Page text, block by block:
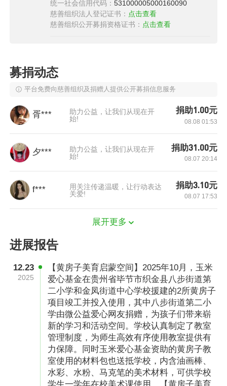
阳朝小学位于湖南省湘西州保靖县，是一所全少
数民族生的乡村小学，因为师资短缺，唯一的美
术老师需要带低年级的班主任和其他主课，唯一
的一间美术教室里随意堆放着布满灰尘的残缺雕
塑和零零落落的美术教具，显然已很长时间无人
条件简陋，美术课大多时候会被主课代替，偶尔
上课也都是由其他科目老师代课，用铅笔、彩笔
随手涂鸦便是这个学校最常见的美术课。让学校
510名学生像城市孩子一样享受快乐的艺术创作
时光，是学生们的愿望，也是学校的希望。
统一社会信用代码：531000005000160090
慈善组织法人登记证书： 点击查看
慈善组织公开募捐资格证书： 点击查看
募捐动态
平台免费向慈善组织及捐赠人提供公开募捐信息服务
胥***
助力公益，让我们从现在开
始!
捐助1.00元
08.08 01:53
夕***
助力公益，让我们从现在开
始!
捐助31.00元
08.07 20:14
f***
用关注传递温暖，让行动表达
关爱!
捐助3.10元
08.07 17:53
展开更多
进展报告
12.23
2025
【黄房子美育启蒙空间】2025年10月，玉米
爱心基金在贵州省毕节市织金县八步街道第
二小学和金凤街道中心学校援建的2所黄房子
项目竣工并投入使用，其中八步街道第二小
学由微公益爱心网友捐赠，为孩子们带来崭
新的学习和活动空间。学校认真制定了教室
管理制度，为师生高效有序使用教室提供有
力保障。同时玉米爱心基金资助的黄房子教
室使用的材料包也送抵学校，内含油画棒、
水彩、水粉、马克笔的美术材料，可供学校
学生一学年在校美术课使用。【黄房子美育